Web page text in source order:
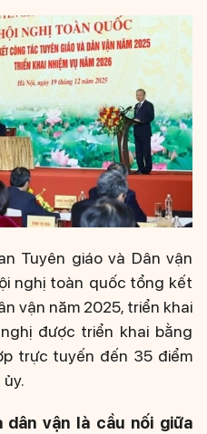
Tuyên giáo và Dân vận
nghị toàn quốc tổng kết
vận năm 2025, triển khai
được triển khai bằng
trực tuyến đến 35 điểm
vận là cầu nối giữa